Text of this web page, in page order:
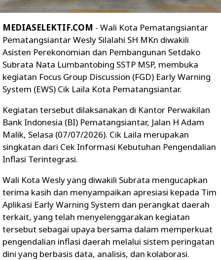
MEDIASELEKTIF.COM - Wali Kota Pematangsiantar
Pematangsiantar Wesly Silalahi SH MKn diwakili
Asisten Perekonomian dan Pembangunan Setdako
Subrata Nata Lumbantobing SSTP MSP, membuka
kegiatan Focus Group Discussion (FGD) Early Warning
System (EWS) Cik Laila Kota Pematangsiantar.
Kegiatan tersebut dilaksanakan di Kantor Perwakilan
Bank Indonesia (BI) Pematangsiantar, Jalan H Adam
Malik, Selasa (07/07/2026). Cik Laila merupakan
singkatan dari Cek Informasi Kebutuhan Pengendalian
Inflasi Terintegrasi.
Wali Kota Wesly yang diwakili Subrata mengucapkan
terima kasih dan menyampaikan apresiasi kepada Tim
Aplikasi Early Warning System dan perangkat daerah
terkait, yang telah menyelenggarakan kegiatan
tersebut sebagai upaya bersama dalam memperkuat
pengendalian inflasi daerah melalui sistem peringatan
dini yang berbasis data, analisis, dan kolaborasi.